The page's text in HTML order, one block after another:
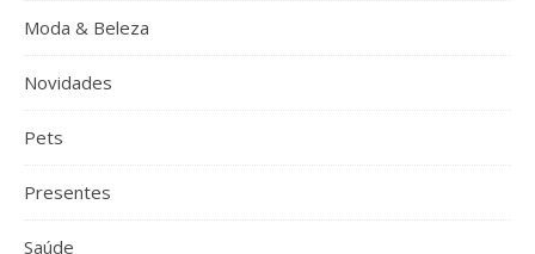
Moda & Beleza
Novidades
Pets
Presentes
Saúde